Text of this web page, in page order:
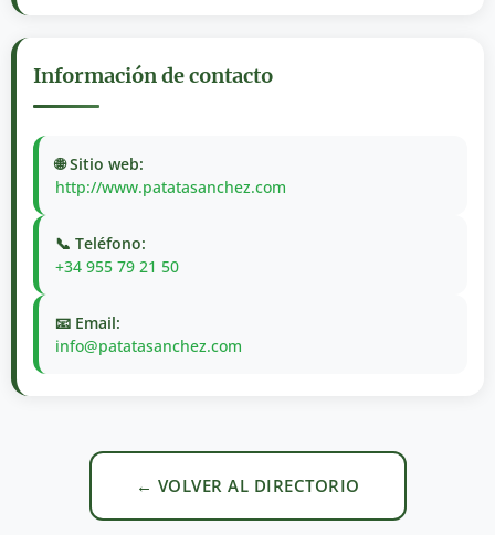
Información de contacto
🌐 Sitio web:
http://www.patatasanchez.com
📞 Teléfono:
+34 955 79 21 50
📧 Email:
info@patatasanchez.com
← VOLVER AL DIRECTORIO